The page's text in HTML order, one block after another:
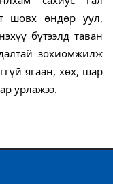
шовх өндөр уул,
бүтээлд таван
зохиомжилж
ягаан, хөх, шар
урлажээ.